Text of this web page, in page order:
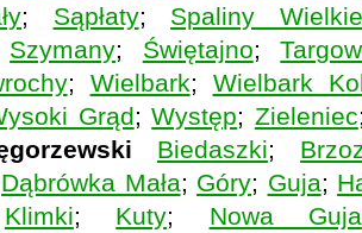
; Sąpłaty; Spaliny Wielkie
Szymany; Świętajno;
; Wielbark; Wielbark
Grąd;Występ; Zieleniec
Biedaszki;
Dąbrówka Mała; Góry; Guja;
Klimki; Kuty; Nowa Guja